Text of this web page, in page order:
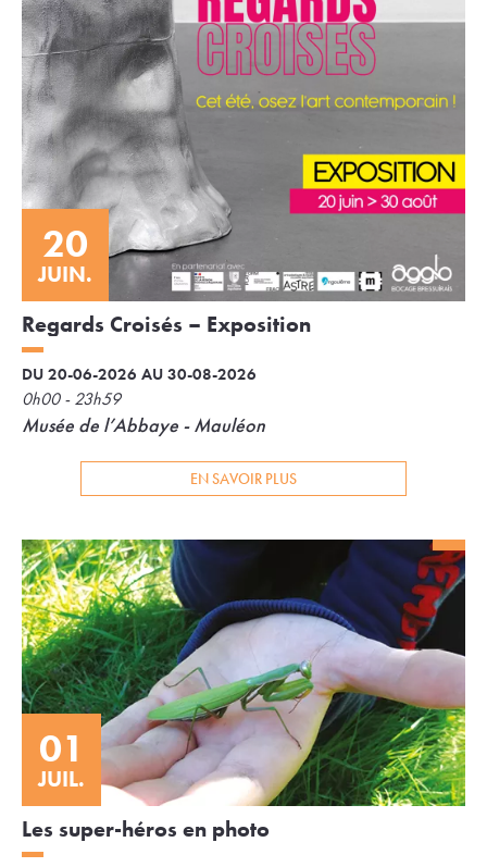
20
JUIN.
Regards Croisés – Exposition
DU 20-06-2026 AU 30-08-2026
0h00 - 23h59
Musée de l’Abbaye - Mauléon
EN SAVOIR PLUS
01
JUIL.
Les super-héros en photo